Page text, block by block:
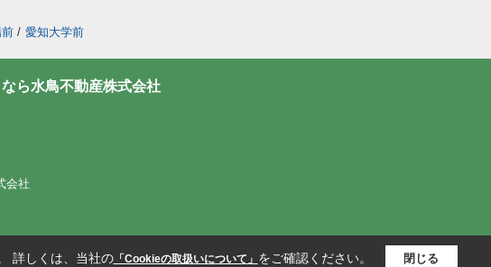
/ 愛知大学前
ら水鳥不動産株式会社
会社
詳しくは、当社の「Cookieの取扱いについて」 をご確認ください。 閉じる